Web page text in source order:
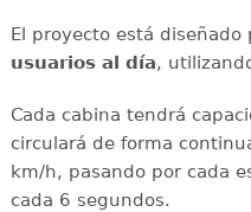
El proyecto está diseñado
usuarios al día,
Cada cabina tendrá
circulará de forma
km/h, pasando por cada
cada 6 segundos.